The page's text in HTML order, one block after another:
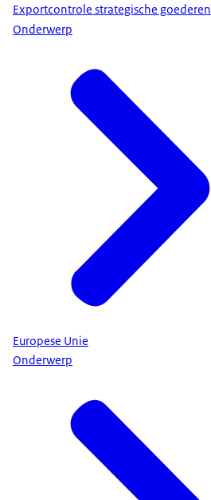
Exportcontrole strategische goederen
Onderwerp
Europese Unie
Onderwerp